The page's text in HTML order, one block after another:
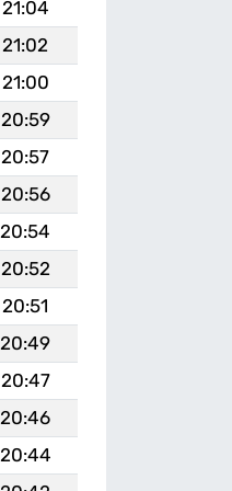
21:04
21:02
21:00
20:59
20:57
20:56
20:54
20:52
20:51
20:49
20:47
20:46
20:44